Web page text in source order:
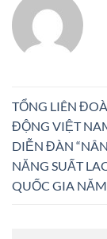
TỔNG LIÊN
ĐỘNG VIỆT
DIỄN ĐÀN
NĂNG SUẤT
QUỐC GIA